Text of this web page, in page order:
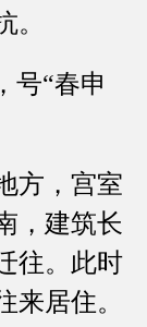
。
“春申
方，宫室
，建筑长
往。此时
来居住。